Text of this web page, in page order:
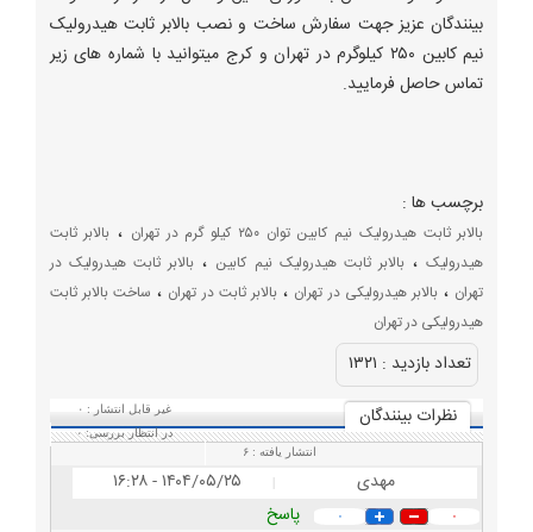
بینندگان عزیز جهت سفارش ساخت و نصب بالابر ثابت هیدرولیک
نیم کابین ۲۵۰ کیلوگرم در تهران و کرج میتوانید با شماره های زیر
تماس حاصل فرمایید.
برچسب ها :
بالابر ثابت هیدرولیک نیم کابین توان ۲۵۰ کیلو گرم در تهران ، بالابر ثابت
هیدرولیک، بالابر ثابت هیدرولیک نیم کابین ، بالابر ثابت هیدرولیک در
تهران ، بالابر هیدرولیکی در تهران ، بالابر ثابت در تهران ، ساخت بالابر ثابت
هیدرولیکی در تهران
تعداد بازديد : ۱۳۲۱
نظرات بينندگان
غیر قابل انتشار : ۰
در انتظار بررسی:۰
انتشار یافته :۶
مهدی | ۱۴۰۴/۰۵/۲۵ - ۱۶:۲۸
۰ ۰
پاسخ